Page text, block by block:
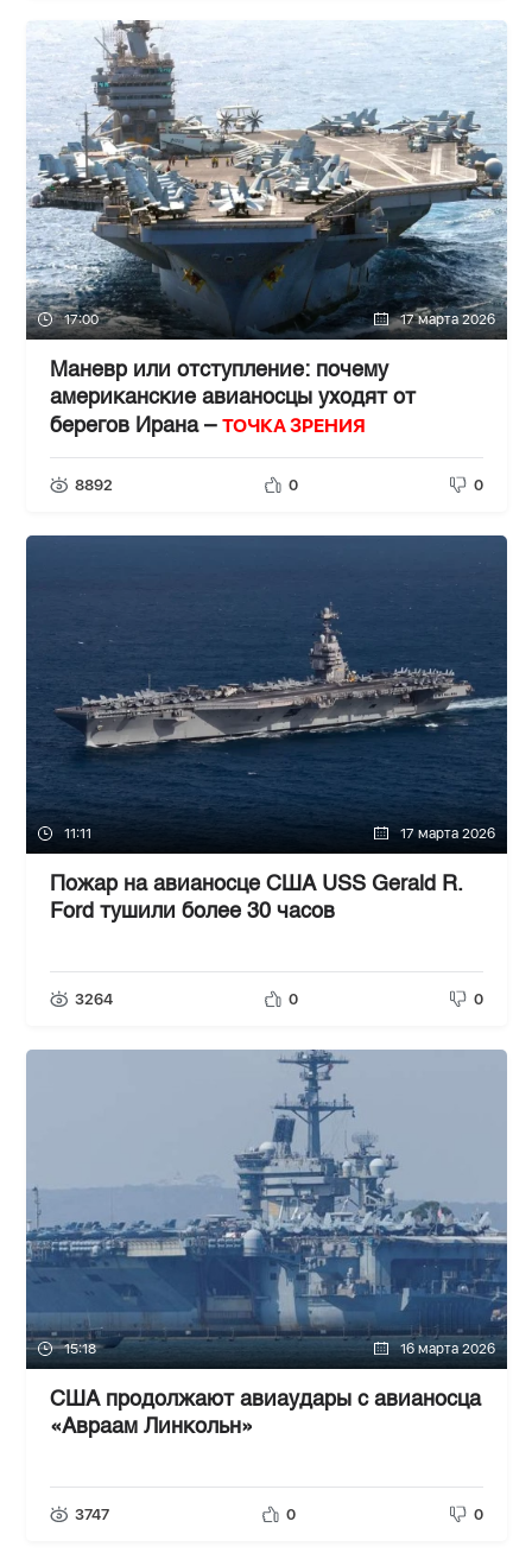
17:00 17 марта 2026
Маневр или отступление: почему
американские авианосцы уходят от
берегов Ирана – ТОЧКА ЗРЕНИЯ
8892 0 0
11:11 17 марта 2026
Пожар на авианосце США USS Gerald R.
Ford тушили более 30 часов
3264 0 0
15:18 16 марта 2026
США продолжают авиаудары с авианосца
«Авраам Линкольн»
3747 0 0